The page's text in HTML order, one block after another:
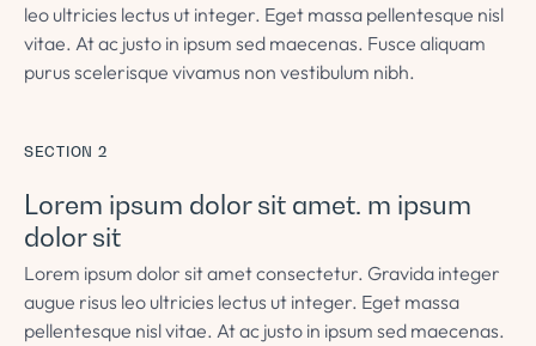
leo ultricies lectus ut integer. Eget massa pellentesque nisl
vitae. At ac justo in ipsum sed maecenas. Fusce aliquam
purus scelerisque vivamus non vestibulum nibh.
SECTION 2
Lorem ipsum dolor sit amet. m ipsum
dolor sit
Lorem ipsum dolor sit amet consectetur. Gravida integer
augue risus leo ultricies lectus ut integer. Eget massa
pellentesque nisl vitae. At ac justo in ipsum sed maecenas.